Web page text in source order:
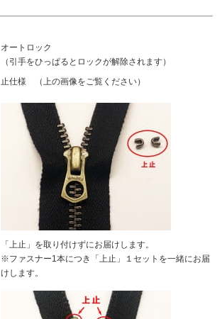
オートロック
（引手をひっぱるとロックが解除されます）
止仕様 （上の画像をご覧ください）
「上止」を取り付けずにお届けします。
※ファスナー1本につき「上止」１セットを一緒にお届
けします。